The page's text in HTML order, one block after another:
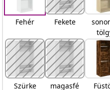
Fehér Fekete
Szürke
magasfé